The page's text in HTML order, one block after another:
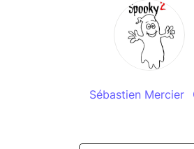
Sébastien Mercier